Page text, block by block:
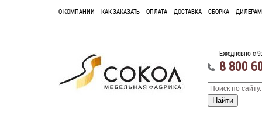
О КОМПАНИИ КАК ЗАКАЗАТЬ ОПЛАТА ДОСТАВКА СБОРКА ДИЛЕРАМ
Ежедневно с
8 800